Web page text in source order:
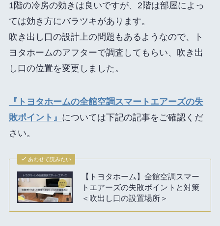
1階の冷房の効きは良いですが、2階は部屋によっ
ては効き方にバラツキがあります。
吹き出し口の設計上の問題もあるようなので、ト
ヨタホームのアフターで調査してもらい、吹き出
し口の位置を変更しました。
『トヨタホームの全館空調スマートエアーズの失
敗ポイント』 については下記の記事をご確認くだ
さい。
あわせて読みたい
【トヨタホーム】全館空調スマー
トエアーズの失敗ポイントと対策
＜吹出し口の設置場所＞